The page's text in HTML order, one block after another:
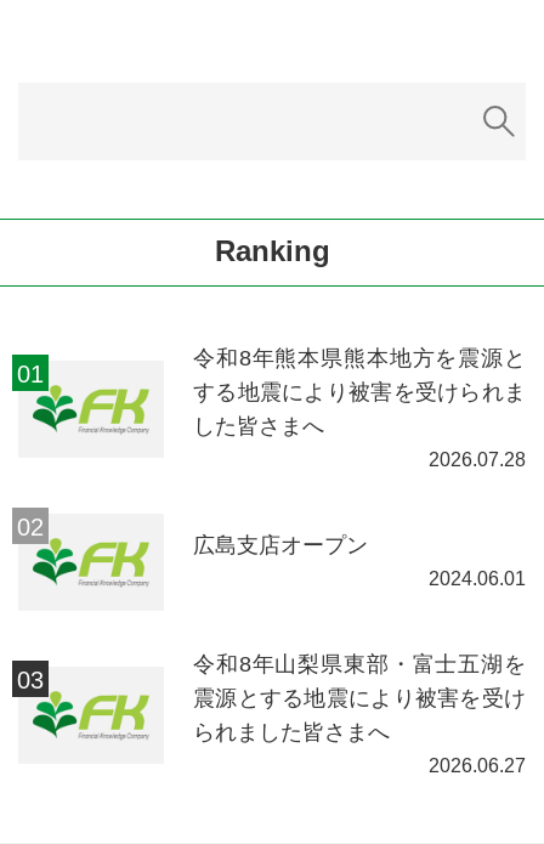
Ranking
令和8年熊本県熊本地方を震源と
する地震により被害を受けられま
した皆さまへ
2026.07.28
広島支店オープン
2024.06.01
令和8年山梨県東部・富士五湖を
震源とする地震により被害を受け
られました皆さまへ
2026.06.27